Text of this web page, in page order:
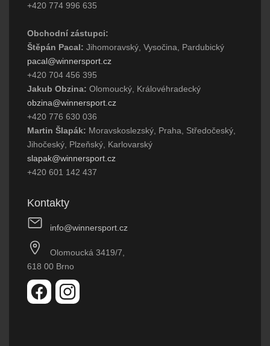
+420 774 996 635
Obchodní zástupci:
Štěpán Pacal: Jihomoravský, Vysočina, Pardubický
pacal@winnersport.cz
+420 704 456 395
Jakub Obzina: Olomoucký, Královéhradecký
obzina@winnersport.cz
+420 776 630 036
Martin Šlapák: Moravskoslezský, Praha, Středočeský,
Jihočeský, Plzeňský, Karlovarský
slapak@winnersport.cz
+420 601 142 437
Kontakty
info@winnersport.cz
Olomoucká 3419/7,
618 00 Brno